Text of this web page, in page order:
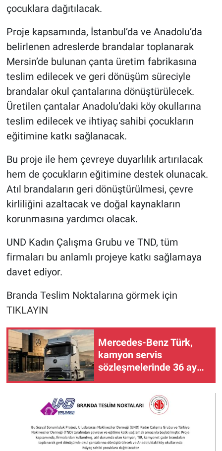
çocuklara dağıtılacak.
Proje kapsamında, İstanbul’da ve Anadolu’da
belirlenen adreslerde brandalar toplanarak
Mersin’de bulunan çanta üretim fabrikasına
teslim edilecek ve geri dönüşüm süreciyle
brandalar okul çantalarına dönüştürülecek.
Üretilen çantalar Anadolu’daki köy okullarına
teslim edilecek ve ihtiyaç sahibi çocukların
eğitimine katkı sağlanacak.
Bu proje ile hem çevreye duyarlılık artırılacak
hem de çocukların eğitimine destek olunacak.
Atıl brandaların geri dönüştürülmesi, çevre
kirliliğini azaltacak ve doğal kaynakların
korunmasına yardımcı olacak.
UND Kadın Çalışma Grubu ve TND, tüm
firmaları bu anlamlı projeye katkı sağlamaya
davet ediyor.
Branda Teslim Noktalarına görmek için
TIKLAYIN
Mercedes-Benz Türk,
kamyon servis
sözleşmelerinde 36 aya